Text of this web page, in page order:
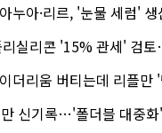
누아·리르, '눈물 세럼'
실리콘 '15% 관세' 검토…한화
더리움 버티는데 리플만
신기록…'폴더블 대중